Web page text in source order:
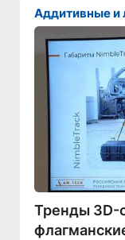
Аддитивные
Тренды 3D-